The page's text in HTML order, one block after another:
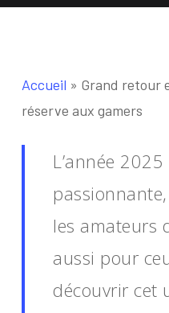
Accueil » Grand retour
réserve aux gamers
L’année 2025
les amateurs
aussi pour
découvrir cet